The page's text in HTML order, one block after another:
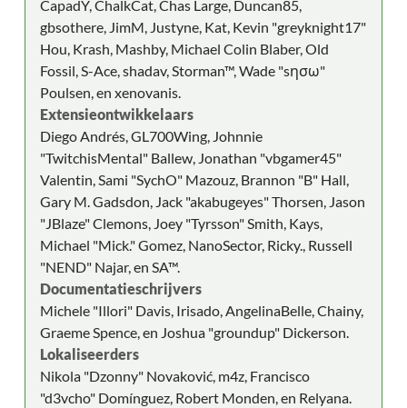
CapadY, ChalkCat, Chas Large, Duncan85,
gbsothere, JimM, Justyne, Kat, Kevin "greyknight17"
Hou, Krash, Mashby, Michael Colin Blaber, Old
Fossil, S-Ace, shadav, Storman™, Wade "sησω"
Poulsen, en xenovanis.
Extensieontwikkelaars
Diego Andrés, GL700Wing, Johnnie
"TwitchisMental" Ballew, Jonathan "vbgamer45"
Valentin, Sami "SychO" Mazouz, Brannon "B" Hall,
Gary M. Gadsdon, Jack "akabugeyes" Thorsen, Jason
"JBlaze" Clemons, Joey "Tyrsson" Smith, Kays,
Michael "Mick." Gomez, NanoSector, Ricky., Russell
"NEND" Najar, en SA™.
Documentatieschrijvers
Michele "Illori" Davis, Irisado, AngelinaBelle, Chainy,
Graeme Spence, en Joshua "groundup" Dickerson.
Lokaliseerders
Nikola "Dzonny" Novaković, m4z, Francisco
"d3vcho" Domínguez, Robert Monden, en Relyana.